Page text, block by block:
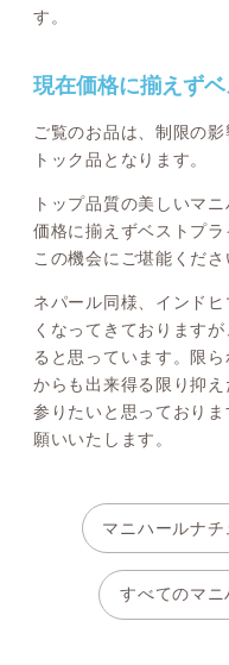
す。
現在価格に揃えず
ご覧のお品は、制限の
トック品となります。
トップ品質の美しいマ
価格に揃えずベストプ
この機会にご堪能くださ
ネパール同様、インド
くなってきております
ると思っています。限
からも出来得る限り抑
参りたいと思っており
願いいたします。
マニハールナ
すべてのマニ